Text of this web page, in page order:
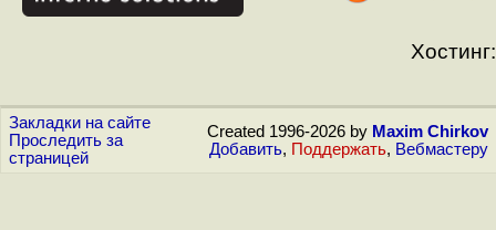
Хостинг:
Закладки на сайте
Проследить за
страницей
Created 1996-2026 by Maxim Chirkov
Добавить, Поддержать, Вебмастеру